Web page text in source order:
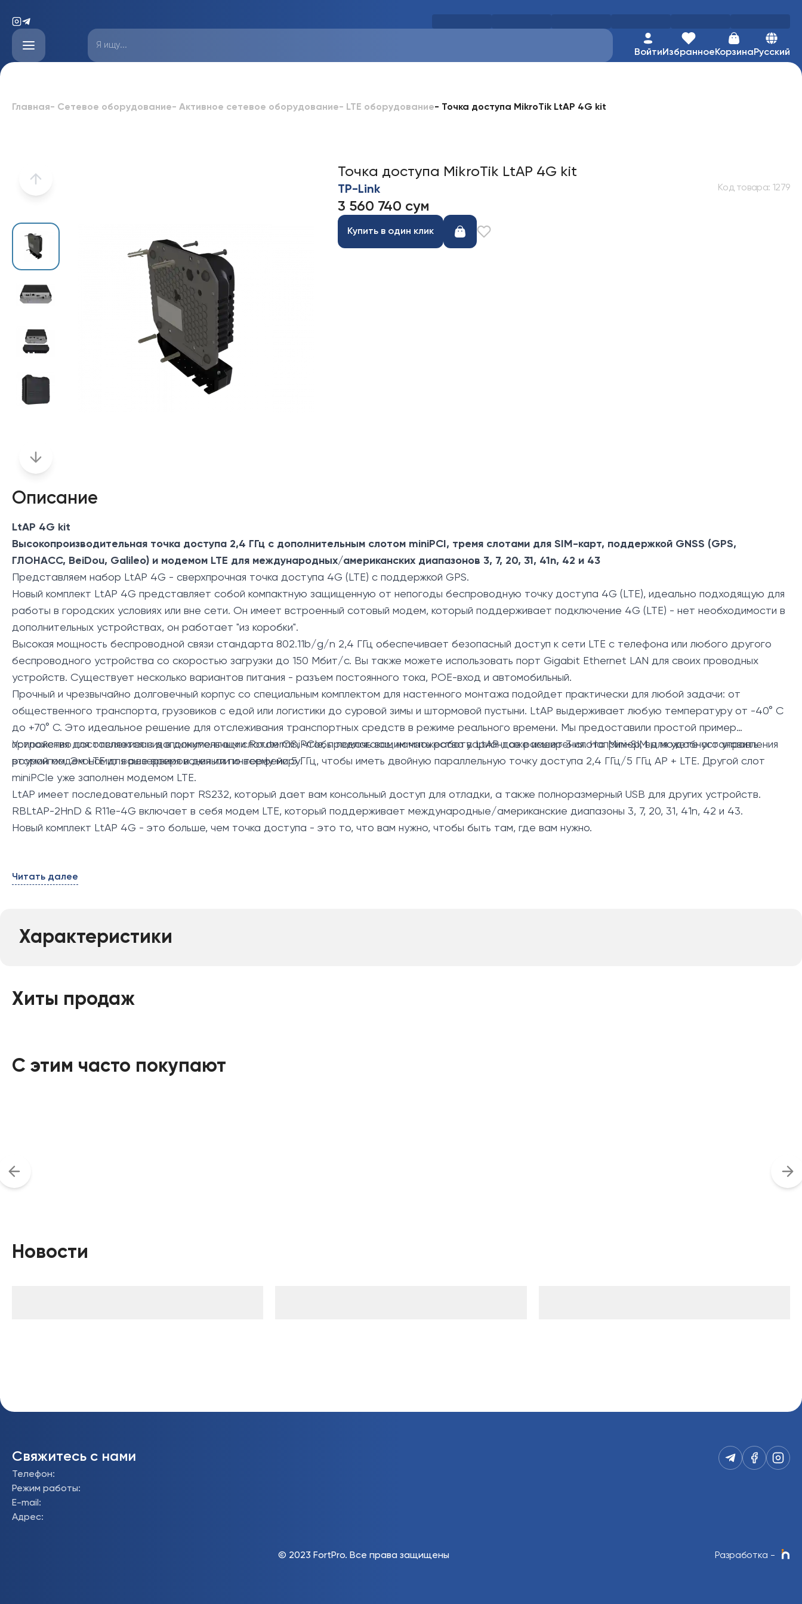
ВойтиИзбранноеКорзинаРусский
Главная- Сетевое оборудование- Активное сетевое оборудование- LTE оборудование- Точка доступа MikroTik LtAP 4G kit
Точка доступа MikroTik LtAP 4G kit
TP-Link Код товара: 1279
3 560 740 сум
Купить в один клик
Описание
LtAP 4G kit
Высокопроизводительная точка доступа 2,4 ГГц с дополнительным слотом miniPCI, тремя слотами для SIM-карт, поддержкой GNSS (GPS,
ГЛОНАСС, BeiDou, Galileo) и модемом LTE для международных/американских диапазонов 3, 7, 20, 31, 41n, 42 и 43
Представляем набор LtAP 4G - сверхпрочная точка доступа 4G (LTE) с поддержкой GPS.
Новый комплект LtAP 4G представляет собой компактную защищенную от непогоды беспроводную точку доступа 4G (LTE), идеально подходящую для
работы в городских условиях или вне сети. Он имеет встроенный сотовый модем, который поддерживает подключение 4G (LTE) - нет необходимости в
дополнительных устройствах, он работает "из коробки".
Высокая мощность беспроводной связи стандарта 802.11b/g/n 2,4 ГГц обеспечивает безопасный доступ к сети LTE с телефона или любого другого
беспроводного устройства со скоростью загрузки до 150 Мбит/с. Вы также можете использовать порт Gigabit Ethernet LAN для своих проводных
устройств. Существует несколько вариантов питания - разъем постоянного тока, POE-вход и автомобильный.
Прочный и чрезвычайно долговечный корпус со специальным комплектом для настенного монтажа подойдет практически для любой задачи: от
общественного транспорта, грузовиков с едой или логистики до суровой зимы и штормовой пустыни. LtAP выдерживает любую температуру от -40° С
до +70° С. Это идеальное решение для отслеживания транспортных средств в режиме реального времени. Мы предоставили простой пример
приложения для отслеживания в документации RouterOS, чтобы помочь вам начать работу. LtAP даже имеет 3 слота Mini-SIM для удобного управления
роумингом. Экономит ваше время и деньги по всему миру!
Устройство поставляется с дополнительным слотом miniPCIe, предлагающим множество вариантов расширения. Например, вы можете установить
второй модем LTE для резервирования или интерфейс 5 ГГц, чтобы иметь двойную параллельную точку доступа 2,4 ГГц/5 ГГц AP + LTE. Другой слот
miniPCIe уже заполнен модемом LTE.
LtAP имеет последовательный порт RS232, который дает вам консольный доступ для отладки, а также полноразмерный USB для других устройств.
RBLtAP-2HnD & R11e-4G включает в себя модем LTE, который поддерживает международные/американские диапазоны 3, 7, 20, 31, 41n, 42 и 43.
Новый комплект LtAP 4G - это больше, чем точка доступа - это то, что вам нужно, чтобы быть там, где вам нужно.
Читать далее
Характеристики
Хиты продаж
С этим часто покупают
Новости
Свяжитесь с нами
Телефон:
Режим работы:
E-mail :
Адрес:
© 2023 FortPro. Все права защищены Разработка -